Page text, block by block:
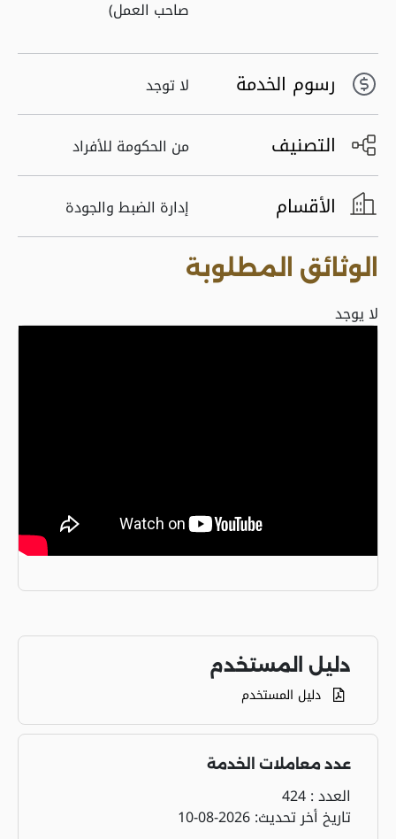
صاحب العمل)
رسوم الخدمة لا توجد
التصنيف من الحكومة للأفراد
الأقسام إدارة الضبط والجودة
الوثائق المطلوبة
لا يوجد
دليل المستخدم
دليل المستخدم
عدد معاملات الخدمة
العدد :424
تاريخ أخر تحديث:2026-08-10